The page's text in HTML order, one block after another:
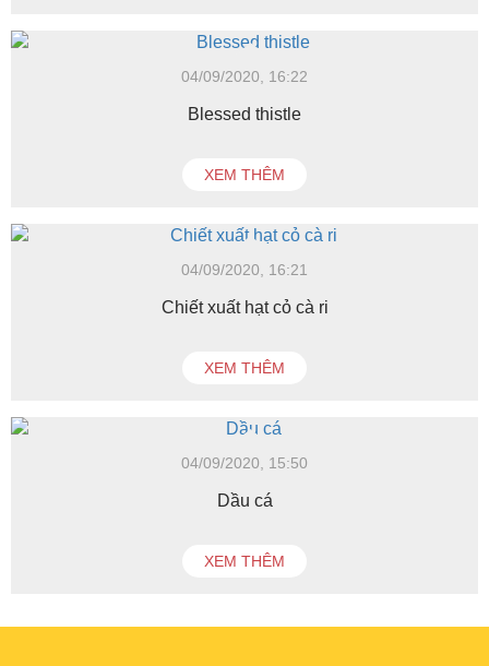
04/09/2020, 16:22
Blessed thistle
XEM THÊM
04/09/2020, 16:21
Chiết xuất hạt cỏ cà ri
XEM THÊM
04/09/2020, 15:50
Dầu cá
XEM THÊM